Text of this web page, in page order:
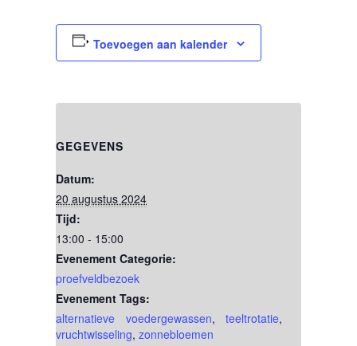
Toevoegen aan kalender
GEGEVENS
Datum:
20 augustus 2024
Tijd:
13:00 - 15:00
Evenement Categorie:
proefveldbezoek
Evenement Tags:
alternatieve voedergewassen, teeltrotatie,
vruchtwisseling, zonnebloemen